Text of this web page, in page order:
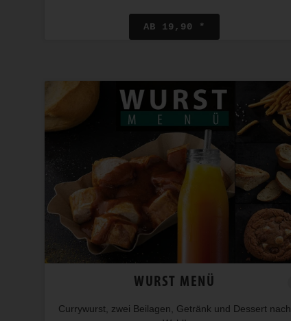
AB 19,90 *
WURST MENÜ
Currywurst, zwei Beilagen, Getränk und Dessert nach